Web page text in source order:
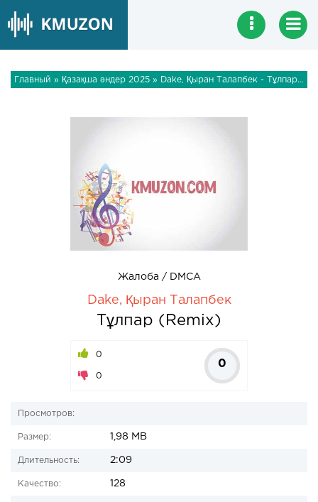
Главный » Қазақша әндер 2025 » Dake, Қыран Талапбек - Тұлпар (Remix)
Жалоба / DMCA
Dake, Қыран Талапбек
Тұлпар (Remix)
0
0
0
Просмотров:
Размер: 1,98 MB
Длительность: 2:09
Качество: 128